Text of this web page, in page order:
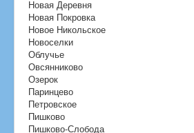
Новая Деревня
Новая Покровка
Новое Никольское
Новоселки
Облучье
Овсянниково
Озерок
Паринцево
Петровское
Пишково
Пишково-Слобода